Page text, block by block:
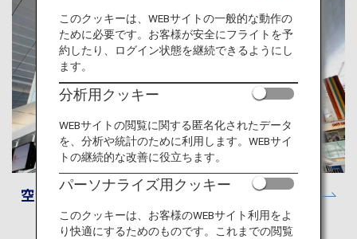
ANA サービス
空港と都市に関する情報
このクッキーは、WEBサイトの一般的な動作の
ために必要です。お客様が安全にフライトを予
約したり、ログイン状態を継続できるようにし
ます。
分析用クッキー
WEBサイトの閲覧に関する匿名化されたデータ
を、分析や統計のために利用します。WEBサイ
トの継続的な改善に役立ちます。
パーソナライズ用クッキー
このクッキーは、お客様のWEBサイト利用をよ
り快適にするためのものです。これまでの閲覧